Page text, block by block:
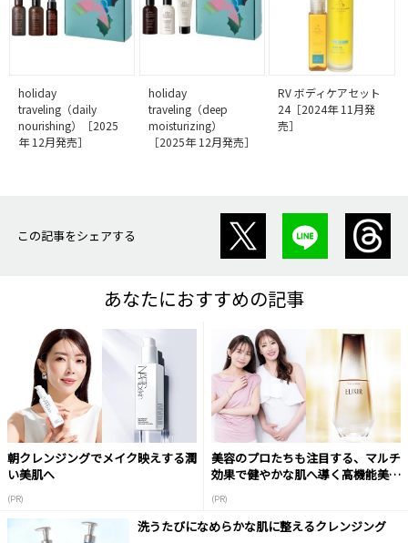
holiday
traveling（daily
nourishing）［2025
年 12月発売］
holiday
traveling（deep
moisturizing）
［2025年 12月発売］
RV ボディケアセット
24［2024年 11月発
売］
この記事をシェアする
あなたにおすすめの記事
朝クレンジングでメイク映えする潤
い美肌へ
(PR)
美容のプロたちも注目する、マルチ
効果で健やかな肌へ導く高機能美容
(PR)
洗うたびになめらかな肌に整えるクレンジング